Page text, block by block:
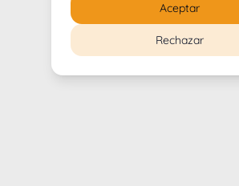
Rechazar
Aceptar